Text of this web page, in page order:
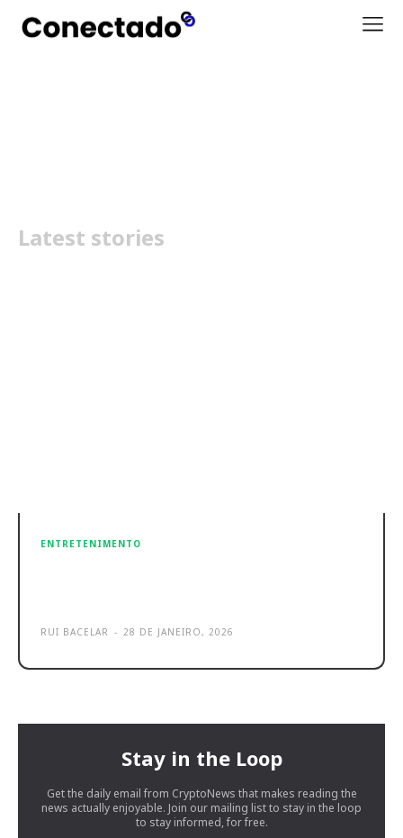
Latest stories
ENTRETENIMENTO
RUI BACELAR - 28 DE JANEIRO, 2026
Stay in the Loop
Get the daily email from CryptoNews that makes reading the
news actually enjoyable. Join our mailing list to stay in the loop
to stay informed, for free.